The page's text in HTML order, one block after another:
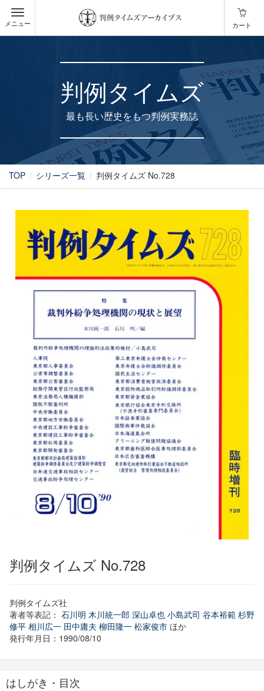
メニュー カート
判例タイムズ
最も長い歴史をもつ判例実務誌
TOP シリーズ一覧 判例タイムズ No.728
判例タイムズ No.728
判例タイムズ社
著者等表記： 石川明 木川統一郎 深山卓也 小島武司 谷本裕範 杉野
修平 相川広一 田中庸夫 柳田隆一 松家俊市 ほか
発行年月日：1990/08/10
はしがき・目次